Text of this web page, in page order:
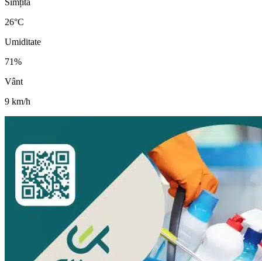
Simțită
26°C
Umiditate
71%
Vânt
9 km/h